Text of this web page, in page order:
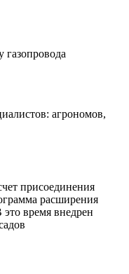
газопровода
агрономов,
присоединения
расширения
время внедрен